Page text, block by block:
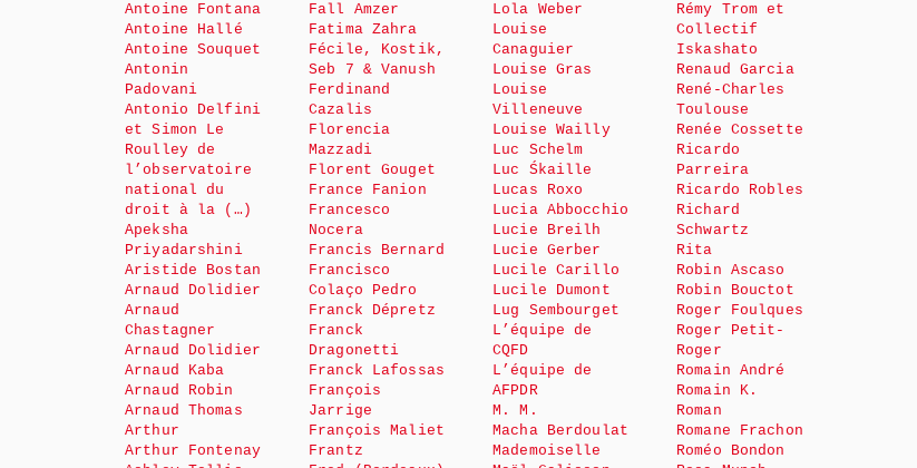
Antoine Fontana
Antoine Hallé
Antoine Souquet
Antonin
Padovani
Antonio Delfini
et Simon Le
Roulley de
l’observatoire
national du
droit à la (…)
Apeksha
Priyadarshini
Aristide Bostan
Arnaud Dolidier
Arnaud
Chastagner
Arnaud Dolidier
Arnaud Kaba
Arnaud Robin
Arnaud Thomas
Arthur
Arthur Fontenay
Fall Amzer
Fatima Zahra
Fécile, Kostik,
Seb 7 & Vanush
Ferdinand
Cazalis
Florencia
Mazzadi
Florent Gouget
France Fanion
Francesco
Nocera
Francis Bernard
Francisco
Colaço Pedro
Franck Dépretz
Franck
Dragonetti
Franck Lafossas
François
Jarrige
François Maliet
Frantz
Lola Weber
Louise
Canaguier
Louise Gras
Louise
Villeneuve
Louise Wailly
Luc Schelm
Luc Śkaille
Lucas Roxo
Lucia Abbocchio
Lucie Breilh
Lucie Gerber
Lucile Carillo
Lucile Dumont
Lug Sembourget
L’équipe de
CQFD
L’équipe de
AFPDR
M. M.
Macha Berdoulat
Mademoiselle
Rémy Trom et
Collectif
Iskashato
Renaud Garcia
René-Charles
Toulouse
Renée Cossette
Ricardo
Parreira
Ricardo Robles
Richard
Schwartz
Rita
Robin Ascaso
Robin Bouctot
Roger Foulques
Roger Petit-
Roger
Romain André
Romain K.
Roman
Romane Frachon
Roméo Bondon